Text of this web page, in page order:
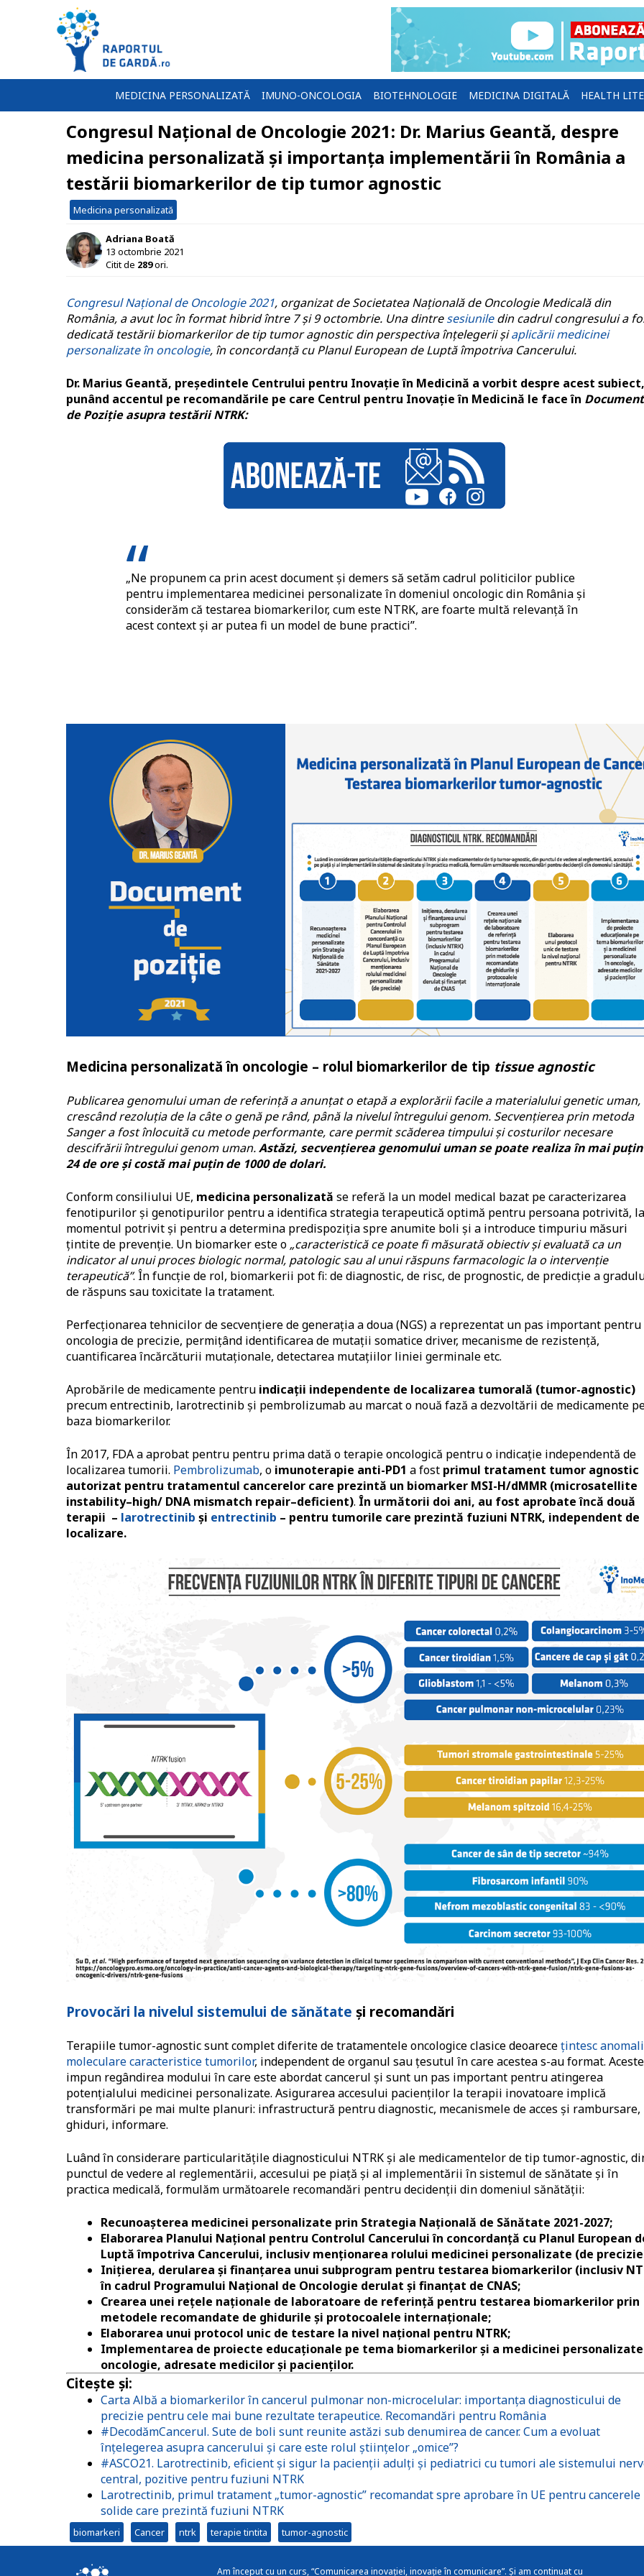
MEDICINA PERSONALIZATĂ IMUNO-ONCOLOGIA BIOTEHNOLOGIE MEDICINA DIGITALĂ HEALTH
Congresul Național de Oncologie 2021: Dr. Marius Geantă, despre
medicina personalizată și importanța implementării în România a
testării biomarkerilor de tip tumor agnostic
Medicina personalizată
Adriana Boată
13 octombrie 2021
Citit de 289ori.
Congresul Național de Oncologie 2021, organizat de Societatea Națională de Oncologie Medicală din
România, a avut loc în format hibrid între 7 și 9 octombrie. Una dintresesiuniledin cadrul congresului a
dedicată testării biomarkerilor de tip tumor agnostic din perspectiva înțelegerii șiaplicării medicinei
personalizate în oncologie, în concordanță cu Planul European de Luptă împotriva Cancerului.
Dr. Marius Geantă, președintele Centrului pentru Inovație în Medicină a vorbit despre acest subiect,
punând accentul pe recomandările pe care Centrul pentru Inovație în Medicină le face în
de Poziție asupra testării NTRK:
„Ne propunem ca prin acest document și demers să setăm cadrul politicilor publice
pentru implementarea medicinei personalizate în domeniul oncologic din România și
considerăm că testarea biomarkerilor, cum este NTRK, are foarte multă relevanță în
acest context și ar putea fi un model de bune practici”.
Medicina personalizată în oncologie – rolul biomarkerilor de tip tissue agnostic
Publicarea genomului uman de referință a anunțat o etapă a explorării facile a materialului genetic uman,
crescând rezoluția de la câte o genă pe rând, până la nivelul întregului genom. Secvențierea prin metoda
Sanger a fost înlocuită cu metode performante, care permit scăderea timpului și costurilor necesare
descifrării întregului genom uman.Astăzi, secvențierea genomului uman se poate realiza în mai
24 de ore și costă mai puțin de 1000 de dolari.
Conform consiliului UE, medicina personalizată se referă la un model medical bazat pe caracterizarea
fenotipurilor și genotipurilor pentru a identifica strategia terapeutică optimă pentru persoana potrivită, la
momentul potrivit și pentru a determina predispoziția spre anumite boli și a introduce timpuriu măsuri
țintite de prevenție. Un biomarker este o „caracteristică ce poate fi măsurată obiectiv și evaluată ca un
indicator al unui proces biologic normal, patologic sau al unui răspuns farmacologic la o intervenție
terapeutică”. În funcție de rol, biomarkerii pot fi: de diagnostic, de risc, de prognostic, de predicție a
de răspuns sau toxicitate la tratament.
Perfecționarea tehnicilor de secvențiere de generația a doua (NGS) a reprezentat un pas important pentru
oncologia de precizie, permițând identificarea de mutații somatice driver, mecanisme de rezistență,
cuantificarea încărcăturii mutaționale, detectarea mutațiilor liniei germinale etc.
Aprobările de medicamente pentru indicații independente de localizarea tumorală (tumor-agnostic)
precum entrectinib, larotrectinib și pembrolizumab au marcat o nouă fază a dezvoltării de medicamente
baza biomarkerilor.
În 2017, FDA a aprobat pentru pentru prima dată o terapie oncologică pentru o indicație independentă de
localizarea tumorii. Pembrolizumab, o imunoterapie anti-PD1 a fost primul tratament tumor agnostic
autorizat pentru tratamentul cancerelor care prezintă un biomarker MSI-H/dMMR (microsatellite
instability–high/ DNA mismatch repair–deficient). În următorii doi ani, au fost aprobate încă două
terapii – larotrectinib și entrectinib – pentru tumorile care prezintă fuziuni NTRK, independent de
localizare.
Provocări la nivelul sistemului de sănătate și recomandări
Terapiile tumor-agnostic sunt complet diferite de tratamentele oncologice clasice deoarecețintesc
moleculare caracteristice tumorilor, independent de organul sau țesutul în care acestea s-au format.
impun regândirea modului în care este abordat cancerul și sunt un pas important pentru atingerea
potențialului medicinei personalizate. Asigurarea accesului pacienților la terapii inovatoare implică
transformări pe mai multe planuri: infrastructură pentru diagnostic, mecanismele de acces și rambursare,
ghiduri, informare.
Luând în considerare particularitățile diagnosticului NTRK și ale medicamentelor de tip tumor-agnostic,
punctul de vedere al reglementării, accesului pe piață și al implementării în sistemul de sănătate și în
practica medicală, formulăm următoarele recomandări pentru decidenții din domeniul sănătății:
Recunoașterea medicinei personalizate prin Strategia Națională de Sănătate 2021-2027;
Elaborarea Planului Național pentru Controlul Cancerului în concordanță cu Planul European
Luptă împotriva Cancerului, inclusiv menționarea rolului medicinei personalizate (de
Inițierea, derularea și finanțarea unui subprogram pentru testarea biomarkerilor (inclusiv
în cadrul Programului Național de Oncologie derulat și finanțat de CNAS;
Crearea unei rețele naționale de laboratoare de referință pentru testarea biomarkerilor prin
metodele recomandate de ghidurile și protocoalele internaționale;
Elaborarea unui protocol unic de testare la nivel național pentru NTRK;
Implementarea de proiecte educaționale pe tema biomarkerilor și a medicinei
oncologie, adresate medicilor și pacienților.
Citește și:
Carta Albă a biomarkerilor în cancerul pulmonar non-microcelular: importanța diagnosticului de
precizie pentru cele mai bune rezultate terapeutice. Recomandări pentru România
#DecodămCancerul. Sute de boli sunt reunite astăzi sub denumirea de cancer. Cum a evoluat
înțelegerea asupra cancerului și care este rolul științelor „omice”?
#ASCO21. Larotrectinib, eficient și sigur la pacienţii adulți și pediatrici cu tumori ale sistemului
central, pozitive pentru fuziuni NTRK
Larotrectinib, primul tratament „tumor-agnostic” recomandat spre aprobare în UE pentru cancerele
solide care prezintă fuziuni NTRK
biomarkeri Cancer ntrk terapie tintita tumor-agnostic
Am început cu un curs, “Comunicarea inovației, inovație în comunicare”. Și am continuat cu